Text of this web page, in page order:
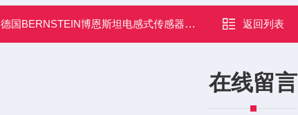
德国BERNSTEIN博恩斯坦电感式传感器现货 返回列表
在线留言